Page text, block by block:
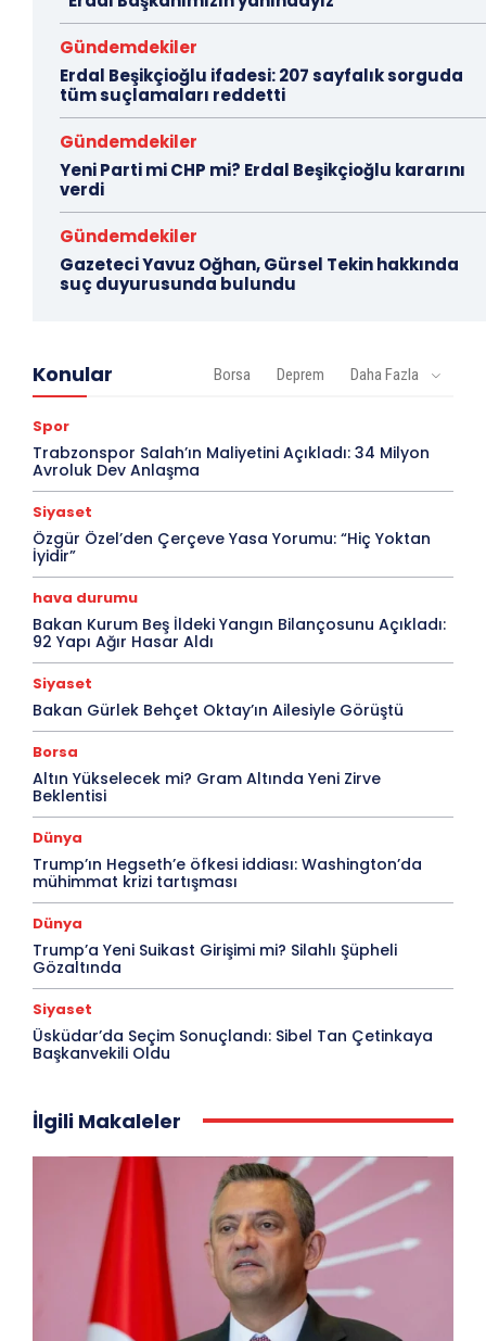
Gündemdekiler
Erdal Beşikçioğlu ifadesi: 207 sayfalık sorguda
tüm suçlamaları reddetti
Gündemdekiler
Yeni Parti mi CHP mi? Erdal Beşikçioğlu kararını
verdi
Gündemdekiler
Gazeteci Yavuz Oğhan, Gürsel Tekin hakkında
suç duyurusunda bulundu
Konular Borsa Deprem Daha Fazla
Spor
Trabzonspor Salah’ın Maliyetini Açıkladı: 34 Milyon
Avroluk Dev Anlaşma
Siyaset
Özgür Özel’den Çerçeve Yasa Yorumu: “Hiç Yoktan
İyidir”
hava durumu
Bakan Kurum Beş İldeki Yangın Bilançosunu Açıkladı:
92 Yapı Ağır Hasar Aldı
Siyaset
Bakan Gürlek Behçet Oktay’ın Ailesiyle Görüştü
Borsa
Altın Yükselecek mi? Gram Altında Yeni Zirve
Beklentisi
Dünya
Trump’ın Hegseth’e öfkesi iddiası: Washington’da
mühimmat krizi tartışması
Dünya
Trump’a Yeni Suikast Girişimi mi? Silahlı Şüpheli
Gözaltında
Siyaset
Üsküdar’da Seçim Sonuçlandı: Sibel Tan Çetinkaya
Başkanvekili Oldu
İlgili Makaleler